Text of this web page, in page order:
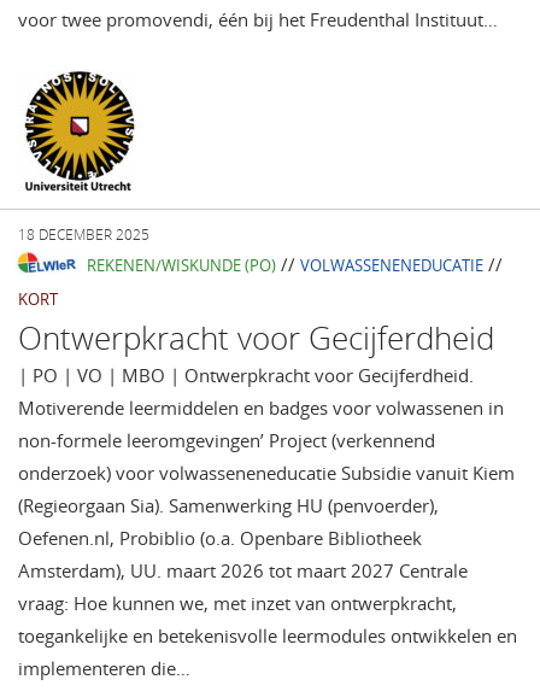
voor twee promovendi, één bij het Freudenthal Instituut…
18 DECEMBER 2025
REKENEN/WISKUNDE (PO) //VOLWASSENENEDUCATIE //
KORT
Ontwerpkracht voor Gecijferdheid
| PO | VO | MBO | Ontwerpkracht voor Gecijferdheid.
Motiverende leermiddelen en badges voor volwassenen in
non-formele leeromgevingen’ Project (verkennend
onderzoek) voor volwasseneneducatie Subsidie vanuit Kiem
(Regieorgaan Sia). Samenwerking HU (penvoerder),
Oefenen.nl, Probiblio (o.a. Openbare Bibliotheek
Amsterdam), UU. maart 2026 tot maart 2027 Centrale
vraag: Hoe kunnen we, met inzet van ontwerpkracht,
toegankelijke en betekenisvolle leermodules ontwikkelen en
implementeren die…